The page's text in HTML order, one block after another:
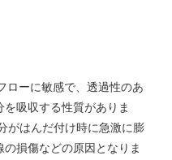
ローに敏感で、透過性のあ
吸収する性質がありま
がはんだ付け時に急激に膨
損傷などの原因となりま